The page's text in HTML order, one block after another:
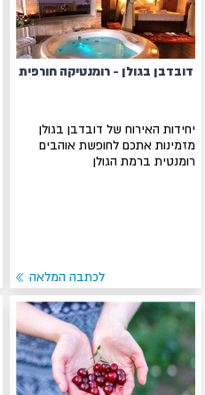
דובדבן בגולן - רומנטיקה חורפית
יחידות האירוח של דובדבן בגולן
מזמינות אתכם לחופשת אוהבים
רומנטית ברמת הגולן
לכתבה המלאה